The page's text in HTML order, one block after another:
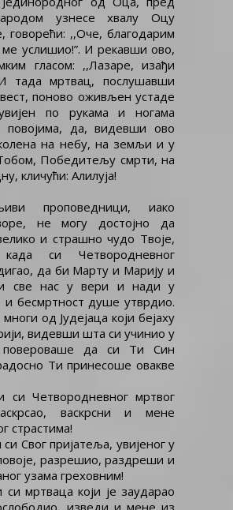
узнесе хвалу Оцу
говорећи: ,,Оче, благодарим
услишио!”. И рекавши ово,
гласом: ,,Лазаре, изађи
тада мртвац, послушавши
поново оживљен устаде
по рукама и ногама
повојима, да, видевши ово
на небу, на земљи и у
Победитељу смрти, на
кличући: Алилуја!
проповедници, иако
не могу достојно да
и страшно чудо Твоје,
када си Четвородневног
да би Марту и Марију и
све нас у вери и нади у
и бесмртност душе утврдио.
од Јудејаца који бејаху
видевши шта си учинио у
повероваше да си Ти Син
Ти принесоше овакве
си Четвородневног мртвог
васкрсни и мене
страстима!
си Свог пријатеља, увијеног у
разрешио, раздреши и
узама греховним!
си мртваца који је заударао
изведи и мене из